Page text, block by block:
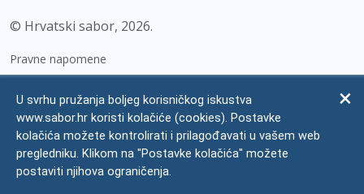
© Hrvatski sabor, 2026
Pravne napomene
Zaštita osobnih podataka
Impressum
Česta pitanja
U svrhu pružanja boljeg korisničkog iskustva
www.sabor.hr koristi kolačiće (cookies). Postavke
kolačića možete kontrolirati i prilagođavati u vašem web
pregledniku. Klikom na "Postavke kolačića" možete
postaviti njihova ograničenja.